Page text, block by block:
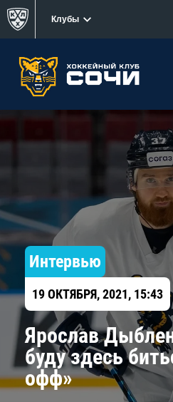
Клубы
Интервью
19 ОКТЯБРЯ, 2021, 15:43
Ярослав
буду здесь
офф»